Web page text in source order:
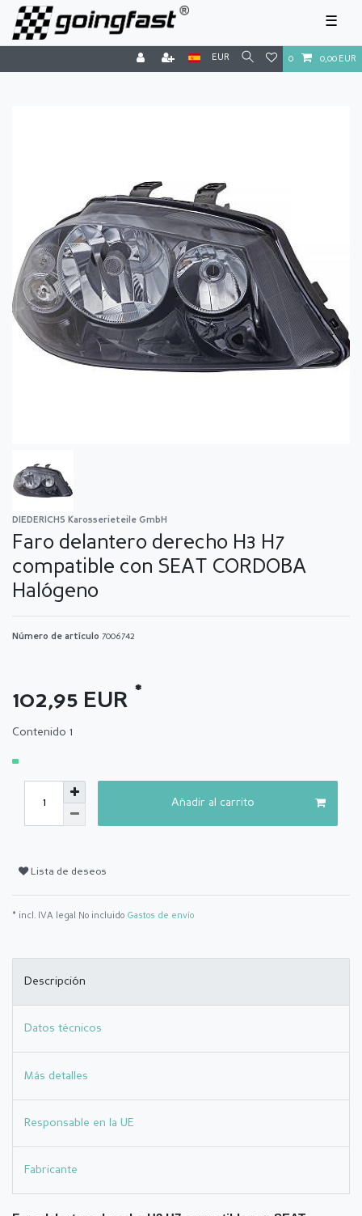
☰
EUR 0 0,00 EUR
DIEDERICHS Karosserieteile GmbH
Faro delantero derecho H3 H7
compatible con SEAT CORDOBA
Halógeno
Número de artículo 7006742
102,95 EUR *
Contenido 1
Añadir al carrito
Lista de deseos
* incl. IVA legal No incluido Gastos de envío
Descripción
Datos técnicos
Más detalles
Responsable en la UE
Fabricante